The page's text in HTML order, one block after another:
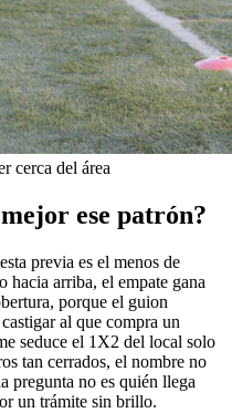
cerca del área
ese patrón?
previa es el menos de
hacia arriba, el empate gana
porque el guion
al que compra un
seduce el 1X2 del local solo
tan cerrados, el nombre no
pregunta no es quién llega
un trámite sin brillo.